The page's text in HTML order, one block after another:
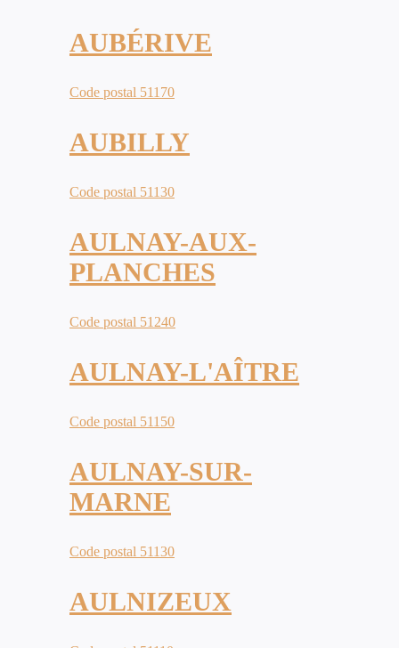
AUBÉRIVE
Code postal 51170
AUBILLY
Code postal 51130
AULNAY-AUX-
PLANCHES
Code postal 51240
AULNAY-L'AÎTRE
Code postal 51150
AULNAY-SUR-
MARNE
Code postal 51130
AULNIZEUX